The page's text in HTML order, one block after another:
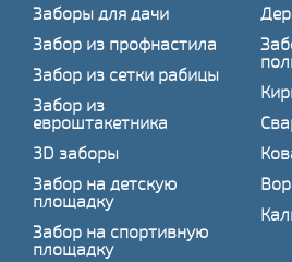
Заборы для дачи
Забор из профнастила
Забор из сетки рабицы
Забор из
евроштакетника
3D заборы
Забор на детскую
площадку
Забор на спортивную
площадку